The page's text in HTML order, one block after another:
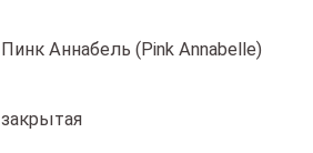
Пинк Аннабель (Pink Annabelle)
закрытая